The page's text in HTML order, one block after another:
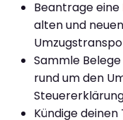
Beantrage eine
alten und
Sammle
rund um den
Kündige